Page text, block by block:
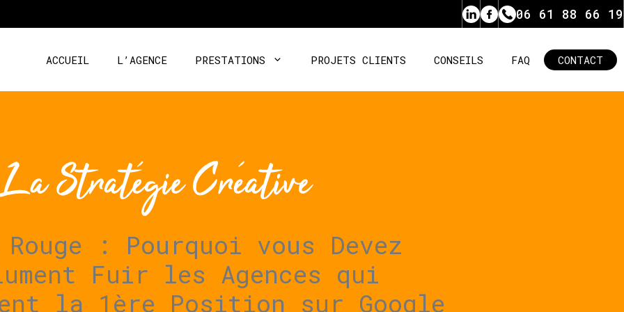
06 61 88 66 19
ACCUEIL L’AGENCE PRESTATIONS PROJETS CLIENTS CONSEILS FAQ CONTACT
: Pourquoi vous Devez
Fuir les Agences qui
la 1ère Position sur Google